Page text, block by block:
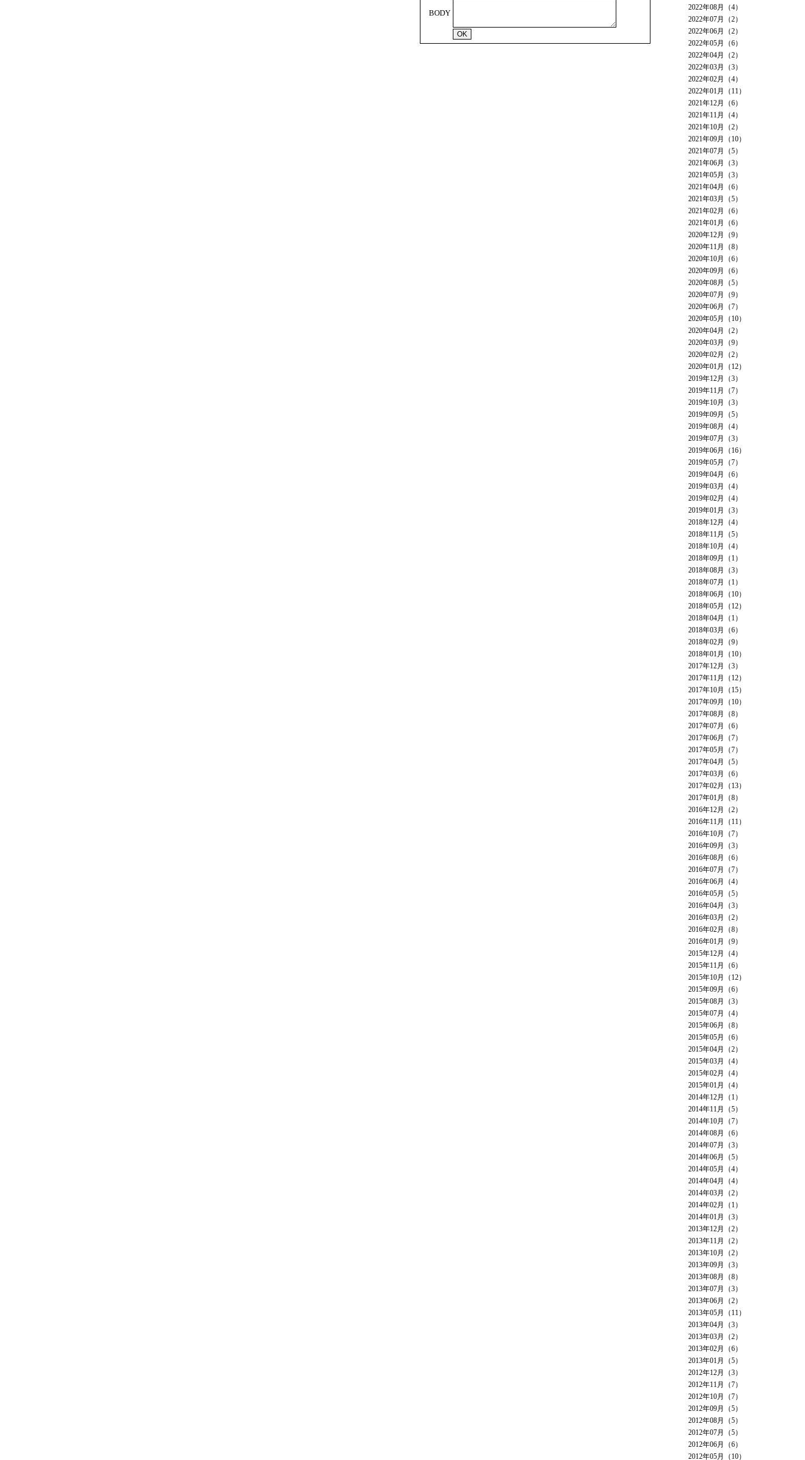
BODY
2022年08月（4）
2022年07月（2）
2022年06月（2）
2022年05月（6）
2022年04月（2）
2022年03月（3）
2022年02月（4）
2022年01月（11）
2021年12月（6）
2021年11月（4）
2021年10月（2）
2021年09月（10）
2021年07月（5）
2021年06月（3）
2021年05月（3）
2021年04月（6）
2021年03月（5）
2021年02月（6）
2021年01月（6）
2020年12月（9）
2020年11月（8）
2020年10月（6）
2020年09月（6）
2020年08月（5）
2020年07月（9）
2020年06月（7）
2020年05月（10）
2020年04月（2）
2020年03月（9）
2020年02月（2）
2020年01月（12）
2019年12月（3）
2019年11月（7）
2019年10月（3）
2019年09月（5）
2019年08月（4）
2019年07月（3）
2019年06月（16）
2019年05月（7）
2019年04月（6）
2019年03月（4）
2019年02月（4）
2019年01月（3）
2018年12月（4）
2018年11月（5）
2018年10月（4）
2018年09月（1）
2018年08月（3）
2018年07月（1）
2018年06月（10）
2018年05月（12）
2018年04月（1）
2018年03月（6）
2018年02月（9）
2018年01月（10）
2017年12月（3）
2017年11月（12）
2017年10月（15）
2017年09月（10）
2017年08月（8）
2017年07月（6）
2017年06月（7）
2017年05月（7）
2017年04月（5）
2017年03月（6）
2017年02月（13）
2017年01月（8）
2016年12月（2）
2016年11月（11）
2016年10月（7）
2016年09月（3）
2016年08月（6）
2016年07月（7）
2016年06月（4）
2016年05月（5）
2016年04月（3）
2016年03月（2）
2016年02月（8）
2016年01月（9）
2015年12月（4）
2015年11月（6）
2015年10月（12）
2015年09月（6）
2015年08月（3）
2015年07月（4）
2015年06月（8）
2015年05月（6）
2015年04月（2）
2015年03月（4）
2015年02月（4）
2015年01月（4）
2014年12月（1）
2014年11月（5）
2014年10月（7）
2014年08月（6）
2014年07月（3）
2014年06月（5）
2014年05月（4）
2014年04月（4）
2014年03月（2）
2014年02月（1）
2014年01月（3）
2013年12月（2）
2013年11月（2）
2013年10月（2）
2013年09月（3）
2013年08月（8）
2013年07月（3）
2013年06月（2）
2013年05月（11）
2013年04月（3）
2013年03月（2）
2013年02月（6）
2013年01月（5）
2012年12月（3）
2012年11月（7）
2012年10月（7）
2012年09月（5）
2012年08月（5）
2012年07月（5）
2012年06月（6）
2012年05月（10）